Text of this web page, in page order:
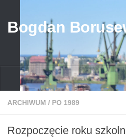
Bogdan
Aktualności
przed 1989
ARCHIWUM / PO 1989
Rozpoczęcie roku